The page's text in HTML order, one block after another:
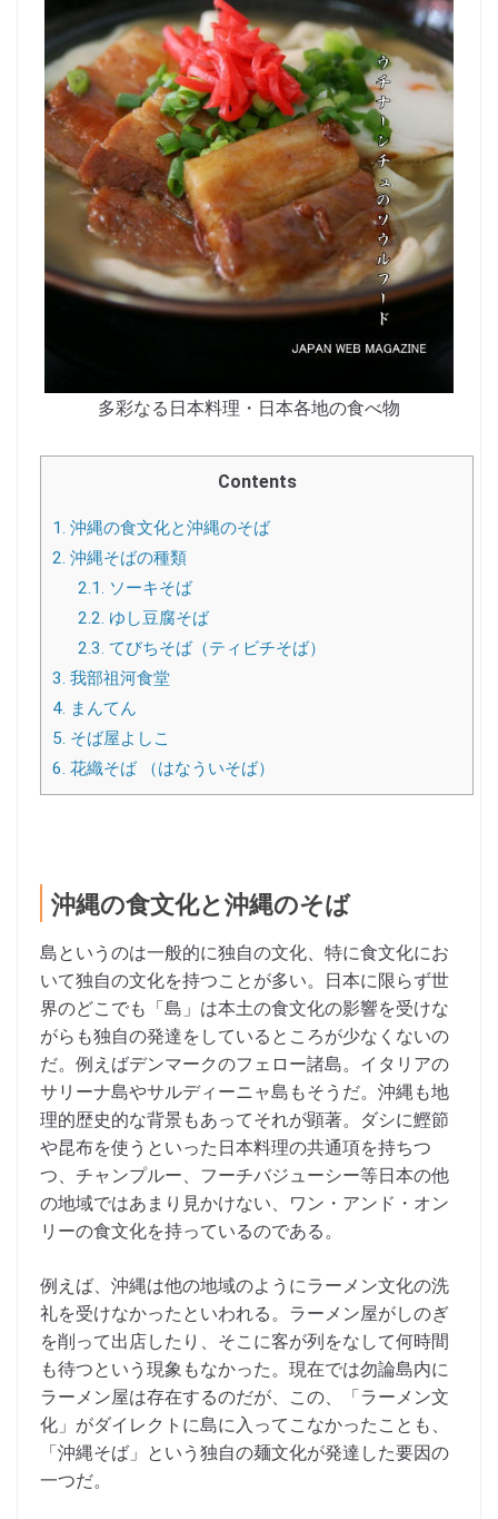
多彩なる日本料理・日本各地の食べ物
Contents
1. 沖縄の食文化と沖縄のそば
2. 沖縄そばの種類
2.1.
ソーキそば
2.2. ゆし豆腐そば
2.3. てびちそば（ティビチそば）
3. 我部祖河食堂
4. まんてん
5. そば屋よしこ
6. 花織そば （はなういそば）
沖縄の食文化と沖縄のそば
島というのは一般的に独自の文化、特に食文化にお
いて独自の文化を持つことが多い。日本に限らず世
界のどこでも「島」は本土の食文化の影響を受けな
がらも独自の発達をしているところが少なくないの
だ。例えばデンマークのフェロー諸島。イタリアの
サリーナ島やサルディーニャ島もそうだ。沖縄も地
理的歴史的な背景もあってそれが顕著。ダシに鰹節
や昆布を使うといった日本料理の共通項を持ちつ
つ、チャンプルー、フーチバジューシー等日本の他
の地域ではあまり見かけない、ワン・アンド・オン
リーの食文化を持っているのである。
例えば、沖縄は他の地域のようにラーメン文化の洗
礼を受けなかったといわれる。ラーメン屋がしのぎ
を削って出店したり、そこに客が列をなして何時間
も待つという現象もなかった。現在では勿論島内に
ラーメン屋は存在するのだが、この、「ラーメン文
化」がダイレクトに島に入ってこなかったことも、
「沖縄そば」という独自の麺文化が発達した要因の
一つだ。